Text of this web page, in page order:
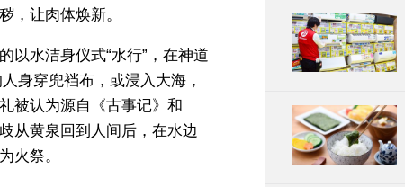
，让肉体焕新。
以水洁身仪式“水行”，在神道
身穿兜裆布，或浸入大海，
被认为源自《古事记》和
从黄泉回到人间后，在水边
火祭。